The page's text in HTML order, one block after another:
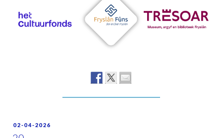
POSTED
ON
02-04-2026